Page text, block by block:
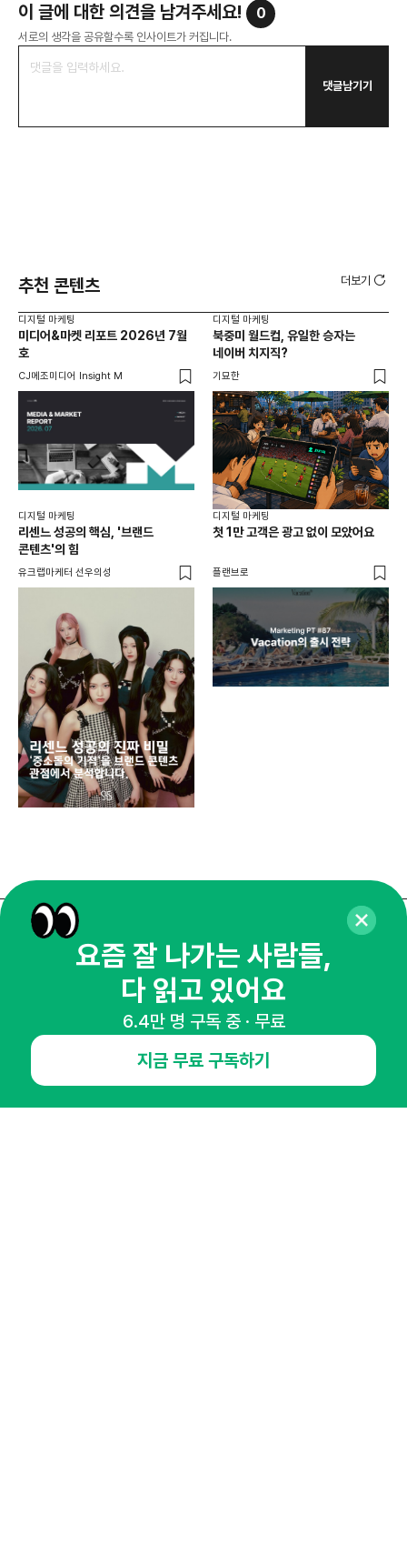
이 글에 대한 의견을 남겨주세요! 0
서로의 생각을 공유할수록 인사이트가 커집니다.
댓글남기기
추천 콘텐츠 더보기
디지털 마케팅
미디어&마켓 리포트 2026년 7월
호
CJ메조미디어 Insight M
디지털 마케팅
북중미 월드컵, 유일한 승자는
네이버 치지직?
기묘한
디지털 마케팅
리센느 성공의 핵심, '브랜드
콘텐츠'의 힘
유크랩마케터 선우의성
디지털 마케팅
첫 1만 고객은 광고 없이 모았어요
플랜브로
매주 화요일 아침,
마케팅 감각을 깨워 드릴게요!
65,043명의 마케터를 성장시키는 뉴스레터
요즘 잘 나가는 사람들,
다 읽고 있어요
6.4만 명 구독 중 · 무료
지금 무료 구독하기